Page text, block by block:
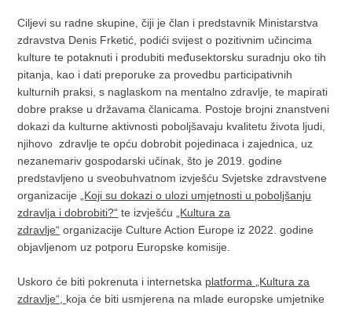
Ciljevi su radne skupine, čiji je član i predstavnik Ministarstva
zdravstva Denis Frketić, podići svijest o pozitivnim učincima
kulture te potaknuti i produbiti međusektorsku suradnju oko tih
pitanja, kao i dati preporuke za provedbu participativnih
kulturnih praksi, s naglaskom na mentalno zdravlje, te mapirati
dobre prakse u državama članicama. Postoje brojni znanstveni
dokazi da kulturne aktivnosti poboljšavaju kvalitetu života ljudi,
njihovo zdravlje te opću dobrobit pojedinaca i zajednica, uz
nezanemariv gospodarski učinak, što je 2019. godine
predstavljeno u sveobuhvatnom izvješću Svjetske zdravstvene
organizacije
„Koji su dokazi o ulozi umjetnosti u poboljšanju
zdravlja i dobrobiti?“ te izvješću
„Kultura za
zdravlje“ organizacije Culture Action Europe iz 2022. godine
objavljenom uz potporu Europske komisije.
Uskoro će biti pokrenuta i internetska platforma „Kultura za
zdravlje“, koja će biti usmjerena na mlade europske umjetnike